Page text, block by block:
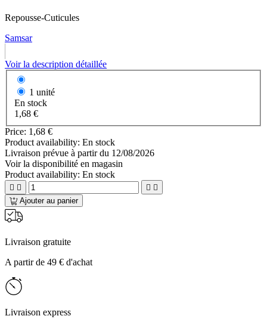
Repousse-Cuticules
Samsar
Voir la description détaillée
1 unité
En stock
1,68 €
Price: 1,68 €
Product availability: En stock
Livraison prévue à partir du 12/08/2026
Voir la disponibilité en magasin
Product availability: En stock
   
Ajouter au panier
Livraison gratuite
A partir de 49 € d'achat
Livraison express